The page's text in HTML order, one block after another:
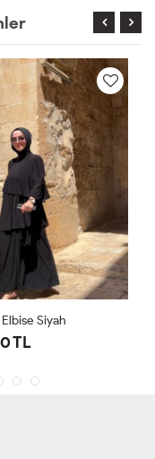
Siyah
TL